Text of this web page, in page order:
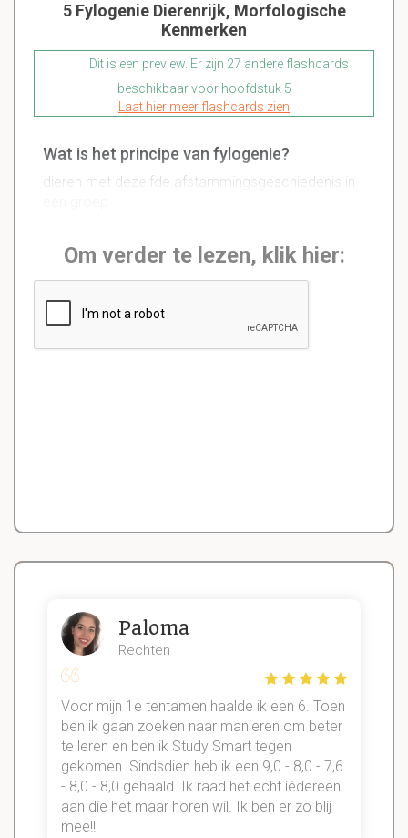
5 Fylogenie Dierenrijk, Morfologische
Kenmerken
Dit is een preview. Er zijn 27 andere flashcards
beschikbaar voor hoofdstuk 5
Laat hier meer flashcards zien
Wat is het principe van fylogenie?
dieren met dezelfde afstammingsgeschiedenis in
Om verder te lezen, klik hier:
Paloma
Rechten
Voor mijn 1e tentamen haalde ik een 6. Toen
ben ik gaan zoeken naar manieren om beter
te leren en ben ik Study Smart tegen
gekomen. Sindsdien heb ik een 9,0 - 8,0 - 7,6
- 8,0 - 8,0 gehaald. Ik raad het echt íédereen
aan die het maar horen wil. Ik ben er zo blij
mee!!